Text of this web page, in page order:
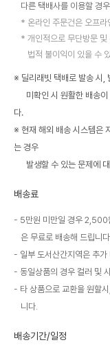
다른 택배사를 이용할 경
온라인 주문건은 오프
개인적으로 무단방문
법적 불이익이 있을 수
※ 딜리래빗 택배로 발송 시,
미확인 시 원활한 배송이
다.
※ 현재 해외 배송 시스템은
는 경우
발생할 수 있는 문제에 대
배송료
5만원 미만일 경우 2,500
은 무료로 배송해 드립니
일부 도서산간지역은 추
동일상품의 경우 컬러 및
타 상품으로 교환을 원할
니다.
배송기간/일정